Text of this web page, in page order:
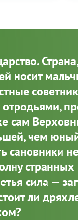
носит
сам
чем
сановники
странных
сила —
ли